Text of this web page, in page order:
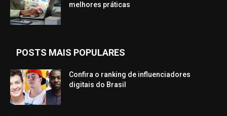
melhores práticas
POSTS MAIS POPULARES
Confira o ranking de influenciadores
digitais do Brasil